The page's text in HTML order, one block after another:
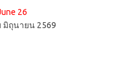
26
ถุนายน 2569